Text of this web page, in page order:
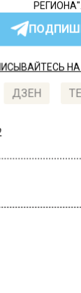
РЕГИОНА".
ДЗЕН